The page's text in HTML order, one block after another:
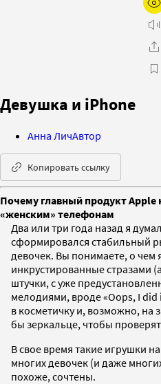
Девушка и iPhone
Анна ЛичАвтор
Копировать ссылку
Почему главный продукт Apple
«женским» телефонам
Два или три года назад я
сформировался стабильный
девочек. Вы понимаете, о чем
инкрустированные стразами
штучки, с уже
мелодиями, вроде «Oops, I
в косметичку и, возможно, на
бы зеркальце, чтобы
В свое время такие игрушки
многих девочек (и даже
похоже, сочтены.